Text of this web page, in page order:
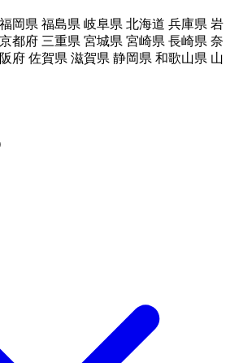
岡県 福島県 岐阜県 北海道 兵庫県 岩
都府 三重県 宮城県 宮崎県 長崎県 奈
府 佐賀県 滋賀県 静岡県 和歌山県 山